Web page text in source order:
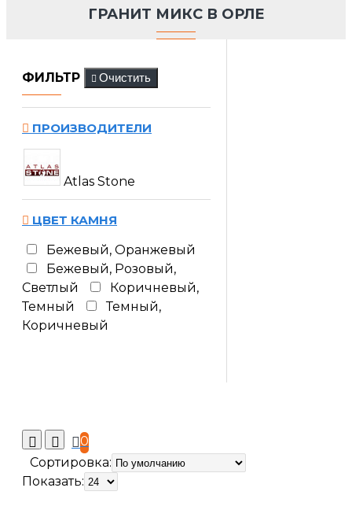
ГРАНИТ МИКС В ОРЛЕ
ФИЛЬТР Очистить
ПРОИЗВОДИТЕЛИ
Atlas Stone
ЦВЕТ КАМНЯ
Бежевый, Оранжевый
Бежевый, Розовый,
Светлый
Коричневый,
Темный
Темный,
Коричневый
0
Сортировка:
Показать: